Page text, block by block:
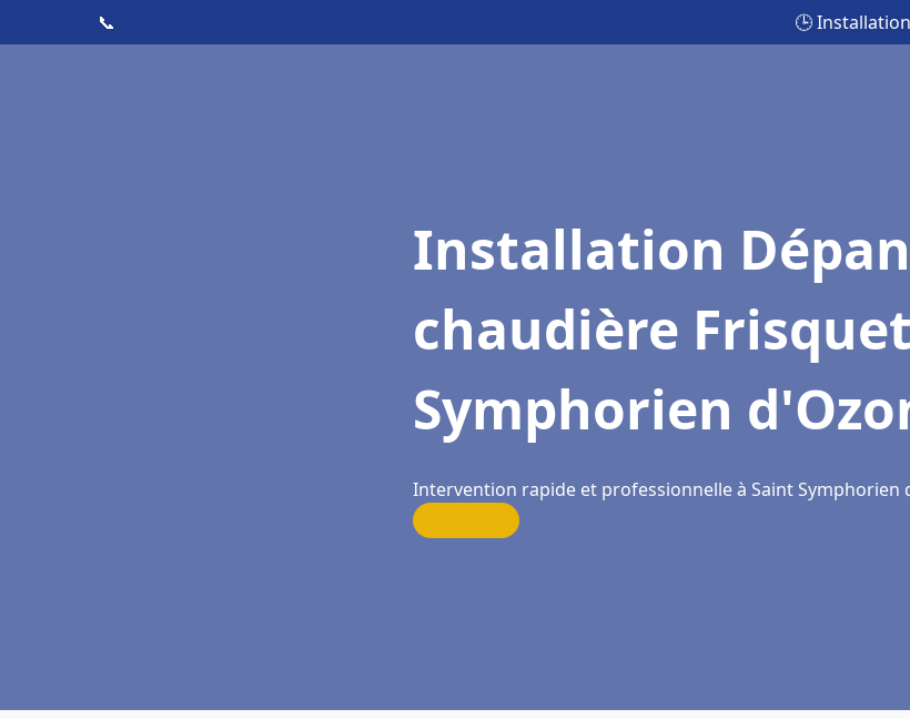
📞 🕒
Installation
chaudière
Symphorien
Intervention rapide et professionnelle à Saint Symphorien